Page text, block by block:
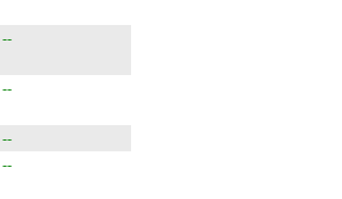
--
--
--
--